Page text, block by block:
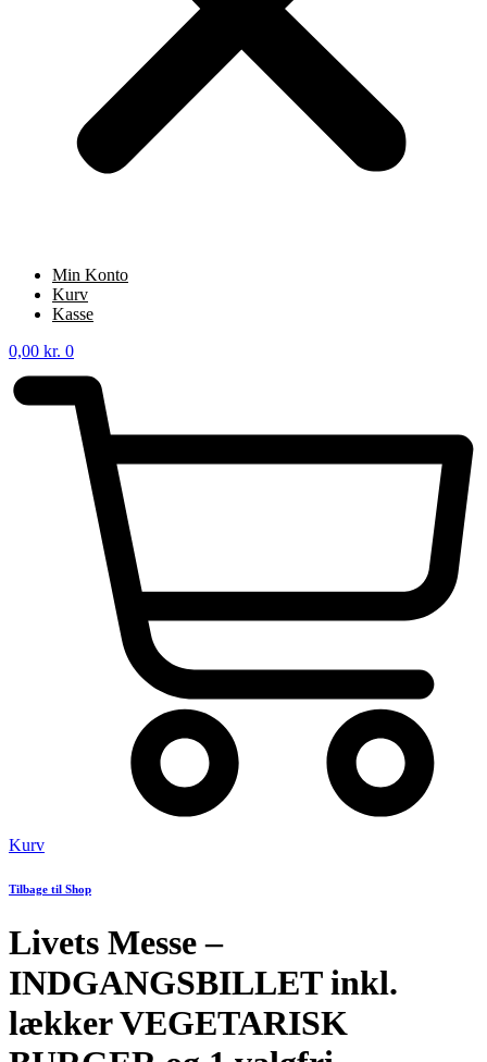
Min Konto
Kurv
Kasse
0,00 kr. 0
Kurv
Tilbage til Shop
Livets Messe –
INDGANGSBILLET inkl.
lækker VEGETARISK